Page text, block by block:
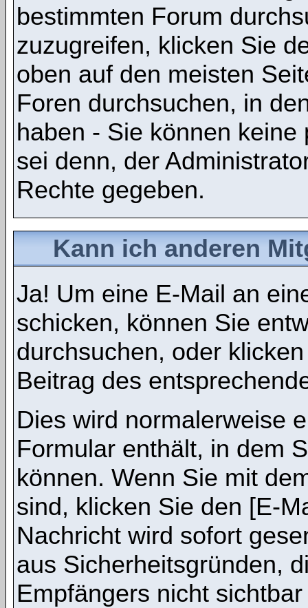
bestimmten Forum
zuzugreifen, klicken Sie
oben auf den meisten
Foren durchsuchen, in
haben - Sie können
sei denn, der
Rechte gegeben.
Kann ich anderen
Ja! Um eine E-Mail an
schicken, können Sie
durchsuchen, oder
Beitrag des
Dies wird normalerweise
Formular enthält, in dem
können. Wenn Sie mit
sind, klicken Sie den [E-
Nachricht wird sofort
aus Sicherheitsgründen,
Empfängers nicht